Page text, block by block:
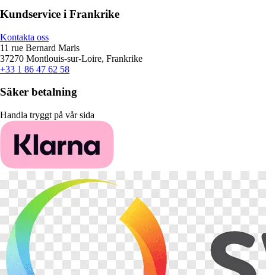
Kundservice i Frankrike
Kontakta oss
11 rue Bernard Maris
37270 Montlouis-sur-Loire, Frankrike
+33 1 86 47 62 58
Säker betalning
Handla tryggt på vår sida